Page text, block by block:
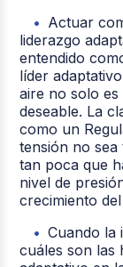
Actuar
liderazgo
entendido
líder
aire no solo
deseable. La
como un
tensión no sea
tan poca que
nivel de
crecimiento
Cuando la
cuáles son las